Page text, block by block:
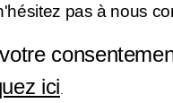
pas à nous
ici